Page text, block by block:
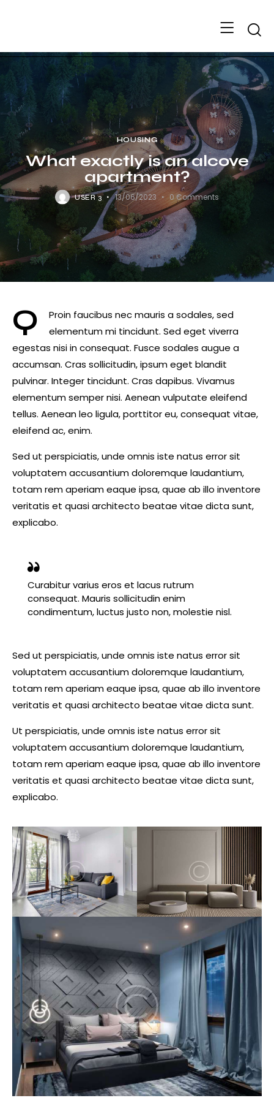
HOUSING
What exactly is an alcove
apartment?
USER 3 13/06/2023 0 Comments
Q
Proin faucibus nec mauris a sodales, sed
elementum mi tincidunt. Sed eget viverra
egestas nisi in consequat. Fusce sodales augue a
accumsan. Cras sollicitudin, ipsum eget blandit
pulvinar. Integer tincidunt. Cras dapibus. Vivamus
elementum semper nisi. Aenean vulputate eleifend
tellus. Aenean leo ligula, porttitor eu, consequat vitae,
eleifend ac, enim.
Sed ut perspiciatis, unde omnis iste natus error sit
voluptatem accusantium doloremque laudantium,
totam rem aperiam eaque ipsa, quae ab illo inventore
veritatis et quasi architecto beatae vitae dicta sunt,
explicabo.
Curabitur varius eros et lacus rutrum
consequat. Mauris sollicitudin enim
condimentum, luctus justo non, molestie nisl.
Sed ut perspiciatis, unde omnis iste natus error sit
voluptatem accusantium doloremque laudantium,
totam rem aperiam eaque ipsa, quae ab illo inventore
veritatis et quasi architecto beatae vitae dicta sunt.
Ut perspiciatis, unde omnis iste natus error sit
voluptatem accusantium doloremque laudantium,
totam rem aperiam eaque ipsa, quae ab illo inventore
veritatis et quasi architecto beatae vitae dicta sunt,
explicabo.